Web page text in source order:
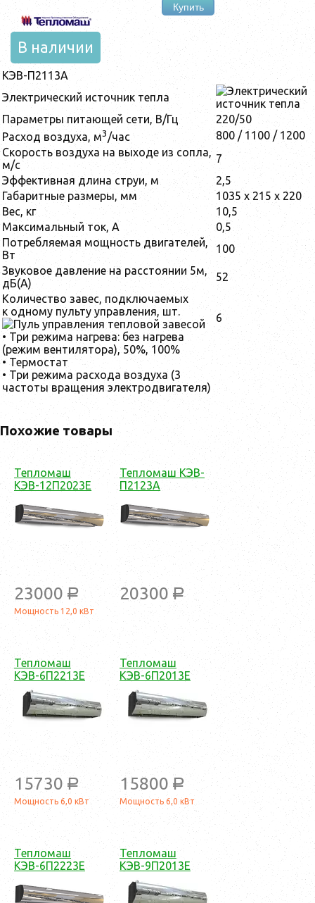
Купить
В наличии
КЭВ-П2113А
Электрический источник тепла
Параметры питающей сети, В/Гц
220/50
Расход воздуха, м3 /час
800 / 1100 / 1200
Скорость воздуха на выходе из сопла,
м/с
7
Эффективная длина струи, м
2,5
Габаритные размеры, мм
1035 x 215 x 220
Вес, кг
10,5
Максимальный ток, А
0,5
Потребляемая мощность двигателей,
Вт
100
Звуковое давление на расстоянии 5м,
дБ(А)
52
Количество завес, подключаемых
к одному пульту управления, шт.
• Три режима нагрева: без нагрева
(режим вентилятора), 50%, 100%
• Термостат
• Три режима расхода воздуха (3
частоты вращения электродвигателя)
6
Похожие товары
Тепломаш
КЭВ-12П2023Е
23000 a
Мощность 12,0 кВт
Тепломаш КЭВ-
П2123A
20300 a
Тепломаш
КЭВ-6П2213Е
15730 a
Мощность 6,0 кВт
Тепломаш
КЭВ-6П2013Е
15800 a
Мощность 6,0 кВт
Тепломаш
КЭВ-6П2223Е
Тепломаш
КЭВ-9П2013Е